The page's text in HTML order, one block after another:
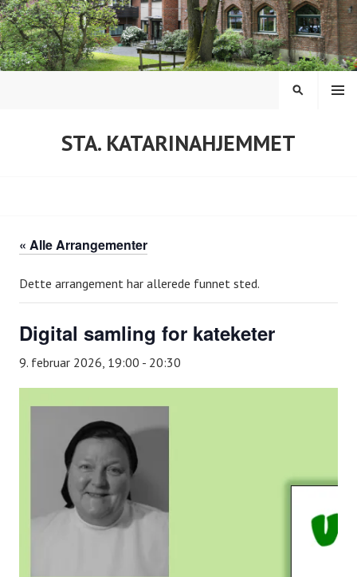
Hopp
til
innhold
STA. KATARINAHJEMMET
MENY
SØK
« Alle Arrangementer
Dette arrangement har allerede funnet sted.
Digital samling for kateketer
9. februar 2026, 19:00 - 20:30